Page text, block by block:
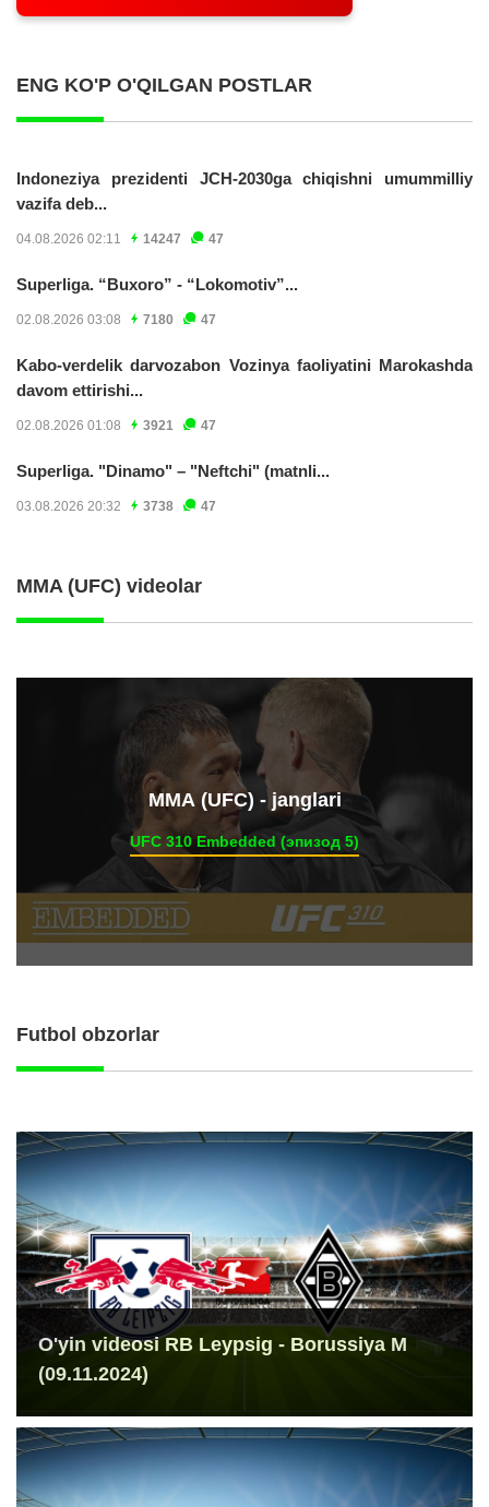
ENG KO'P O'QILGAN POSTLAR
Indoneziya prezidenti JCH-2030ga chiqishni umummilliy
vazifa deb...
04.08.2026 02:11 14247 47
Superliga. “Buxoro” - “Lokomotiv”...
02.08.2026 03:08 7180 47
Kabo-verdelik darvozabon Vozinya faoliyatini Marokashda
davom ettirishi...
02.08.2026 01:08 3921 47
Superliga. "Dinamo" – "Neftchi" (matnli...
03.08.2026 20:32 3738 47
MMA (UFC) videolar
ММА (UFC) - janglari
UFC 310 Embedded (эпизод 5)
Futbol obzorlar
O'yin videosi RB Leypsig - Borussiya M
(09.11.2024)